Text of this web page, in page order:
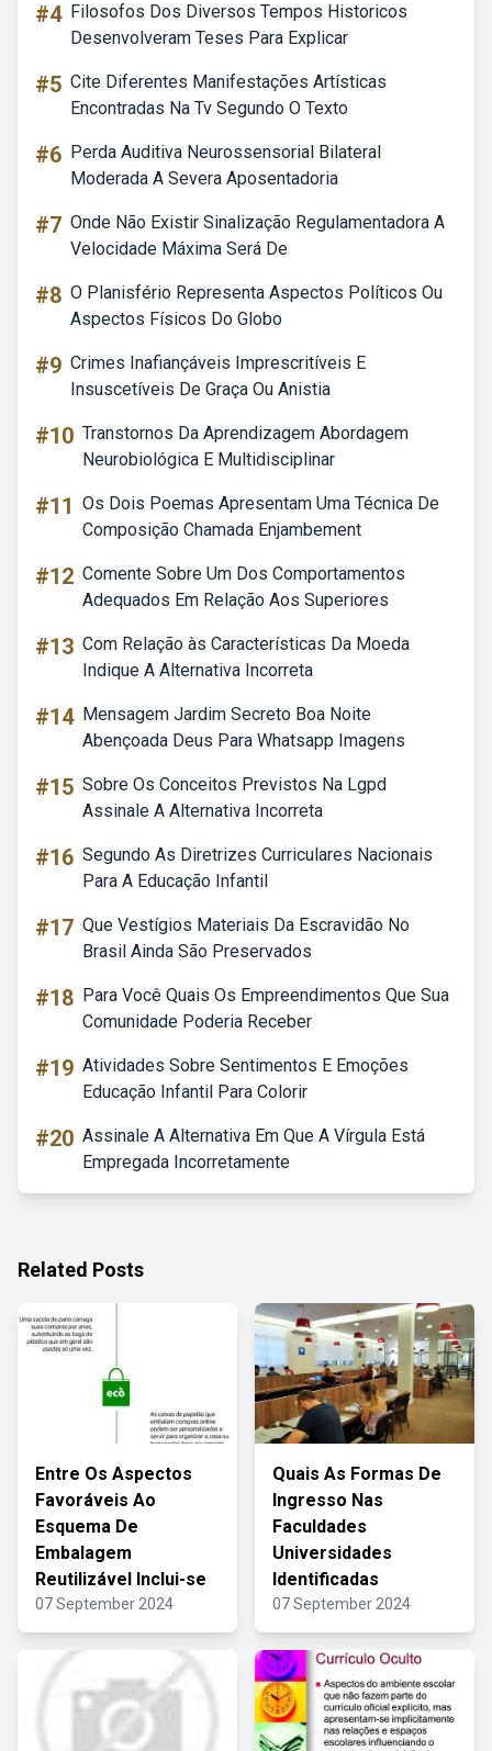
#4 Filosofos Dos Diversos Tempos Historicos
Desenvolveram Teses Para Explicar
#5 Cite Diferentes Manifestações Artísticas
Encontradas Na Tv Segundo O Texto
#6 Perda Auditiva Neurossensorial Bilateral
Moderada A Severa Aposentadoria
#7 Onde Não Existir Sinalização Regulamentadora A
Velocidade Máxima Será De
#8 O Planisfério Representa Aspectos Políticos Ou
Aspectos Físicos Do Globo
#9 Crimes Inafiançáveis Imprescritíveis E
Insuscetíveis De Graça Ou Anistia
#10 Transtornos Da Aprendizagem Abordagem
Neurobiológica E Multidisciplinar
#11 Os Dois Poemas Apresentam Uma Técnica De
Composição Chamada Enjambement
#12 Comente Sobre Um Dos Comportamentos
Adequados Em Relação Aos Superiores
#13 Com Relação às Características Da Moeda
Indique A Alternativa Incorreta
#14 Mensagem Jardim Secreto Boa Noite
Abençoada Deus Para Whatsapp Imagens
#15 Sobre Os Conceitos Previstos Na Lgpd
Assinale A Alternativa Incorreta
#16 Segundo As Diretrizes Curriculares Nacionais
Para A Educação Infantil
#17 Que Vestígios Materiais Da Escravidão No
Brasil Ainda São Preservados
#18 Para Você Quais Os Empreendimentos Que Sua
Comunidade Poderia Receber
#19 Atividades Sobre Sentimentos E Emoções
Educação Infantil Para Colorir
#20 Assinale A Alternativa Em Que A Vírgula Está
Empregada Incorretamente
Related Posts
Entre Os Aspectos
Favoráveis Ao
Esquema De
Embalagem
Reutilizável Inclui-se
07 September 2024
Quais As Formas De
Ingresso Nas
Faculdades
Universidades
Identificadas
07 September 2024